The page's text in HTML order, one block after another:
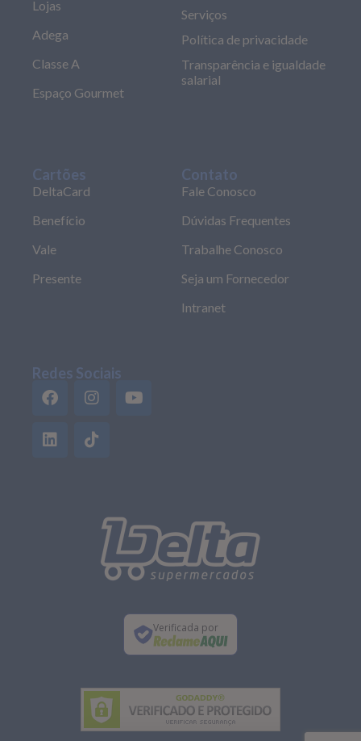
Lojas
Adega
Classe A
Espaço Gourmet
Serviços
Política de privacidade
Transparência e igualdade
salarial
Cartões
DeltaCard
Benefício
Vale
Presente
Contato
Fale Conosco
Dúvidas Frequentes
Trabalhe Conosco
Seja um Fornecedor
Intranet
Redes Sociais
Verificada por